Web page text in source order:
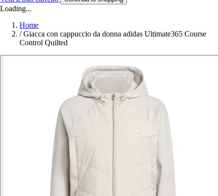
Loading...
Home
/ Giacca con cappuccio da donna adidas Ultimate365 Course
Control Quilted